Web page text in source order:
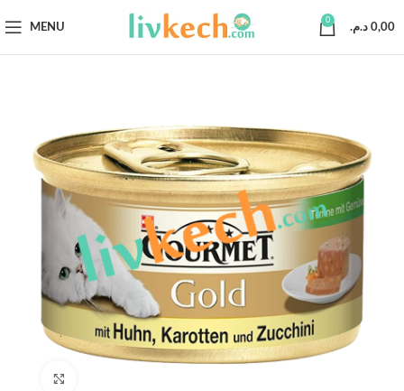
MENU
0
0,00 د.م.